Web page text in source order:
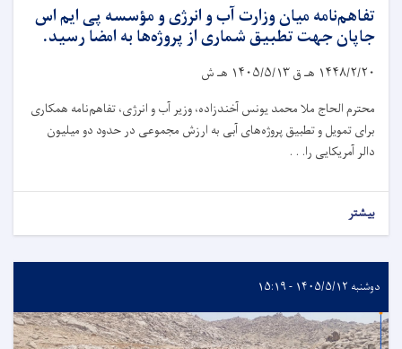
تفاهم‌نامه میان وزارت آب و انرژی و مؤسسه پی ایم اس
جاپان جهت تطبیق شماری از پروژه‌ها به امضا رسید.
۱۴۴۸/۲/۲۰ هـ ق۱۴۰۵/۵/۱۳ هـ ش
محترم الحاج ملا محمد یونس آخندزاده، وزیر آب و انرژی، تفاهم‌نامه همکاری
برای تمویل و تطبیق پروژه‌های آبی به ارزش مجموعی در حدود دو میلیون
دالر آمریکایی را. . .
بیشتر
دوشنبه ۱۴۰۵/۵/۱۲ - ۱۵:۱۹